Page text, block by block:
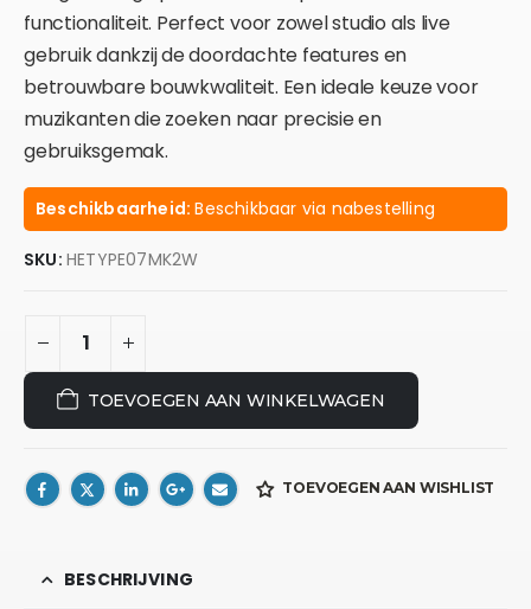
functionaliteit. Perfect voor zowel studio als live
gebruik dankzij de doordachte features en
betrouwbare bouwkwaliteit. Een ideale keuze voor
muzikanten die zoeken naar precisie en
gebruiksgemak.
Beschikbaarheid:Beschikbaar via nabestelling
SKU: HETYPE07MK2W
TOEVOEGEN AAN WINKELWAGEN
TOEVOEGEN AAN WISHLIST
BESCHRIJVING